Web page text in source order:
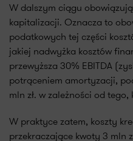
W dalszym ciągu
kapitalizacji. Oznacza to
podatkowych tej części
jakiej nadwyżka kosztów
przewyższa 30% EBITDA
potrąceniem amortyzacji,
mln zł. w zależności od
W praktyce zatem, koszty
przekraczające kwoty 3 mln